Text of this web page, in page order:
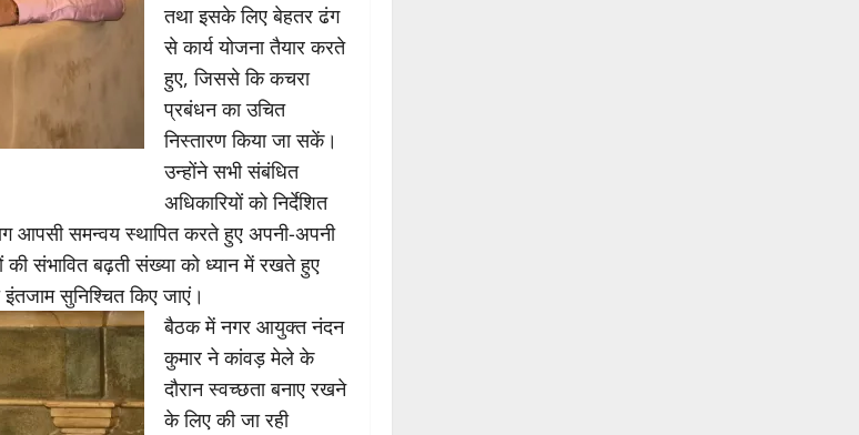
तथा इसके लिए बेहतर ढंग
से कार्य योजना तैयार करते
हुए, जिससे कि कचरा
प्रबंधन का उचित
निस्तारण किया जा सकें।
उन्होंने सभी संबंधित
अधिकारियों को निर्देशित
आपसी समन्वय स्थापित करते हुए अपनी-अपनी
की संभावित बढ़ती संख्या को ध्यान में रखते हुए
सुनिश्चित किए जाएं।
बैठक में नगर आयुक्त नंदन
कुमार ने कांवड़ मेले के
दौरान स्वच्छता बनाए रखने
के लिए की जा रही